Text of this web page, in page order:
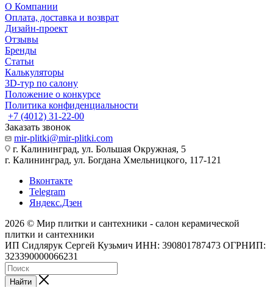
О Компании
Оплата, доставка и возврат
Дизайн-проект
Отзывы
Бренды
Статьи
Калькуляторы
3D-тур по салону
Положение о конкурсе
Политика конфиденциальности
+7 (4012) 31-22-00
Заказать звонок
mir-plitki@mir-plitki.com
г. Калининград, ул. Большая Окружная, 5
г. Калининград, ул. Богдана Хмельницкого, 117-121
Вконтакте
Telegram
Яндекс.Дзен
2026 © Мир плитки и сантехники - салон керамической
плитки и сантехники
ИП Сидлярук Сергей Кузьмич ИНН: 390801787473 ОГРНИП:
323390000066231
Найти